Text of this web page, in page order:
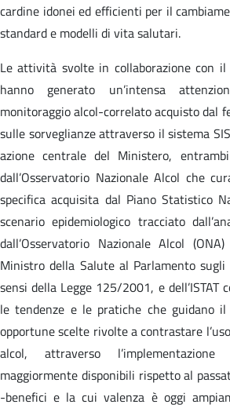
cardine idonei ed efficienti per il
standard e modelli di vita salutari.
Le attività svolte in collaborazione con
hanno generato un’intensa
monitoraggio alcol-correlato acquisto dal
sulle sorveglianze attraverso il sistema
azione centrale del Ministero,
dall’Osservatorio Nazionale Alcol che
specifica acquisita dal Piano Statistico
scenario epidemiologico tracciato
dall’Osservatorio Nazionale Alcol
Ministro della Salute al Parlamento
sensi della Legge 125/2001, e dell’ISTAT
le tendenze e le pratiche che guidano
opportune scelte rivolte a contrastare
alcol, attraverso
maggiormente disponibili rispetto al
-benefici e la cui valenza è oggi